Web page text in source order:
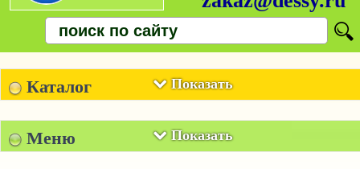
Показать
Каталог
Показать
Меню